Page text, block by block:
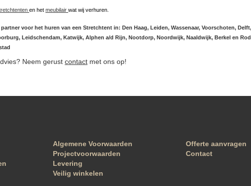
en het meubilair wat wij verhuren.
voor het huren van een Stretchtent in: Den Haag, Leiden, Wassenaar, Voorschoten,
Leidschendam, Katwijk, Alphen a/d Rijn, Nootdorp, Noordwijk, Naaldwijk, Berkel en
Neem gerust contact met ons op!
Algemene Voorwaarden
Projectvoorwaarden
Levering
Veilig winkelen
Offerte aanvragen
Contact